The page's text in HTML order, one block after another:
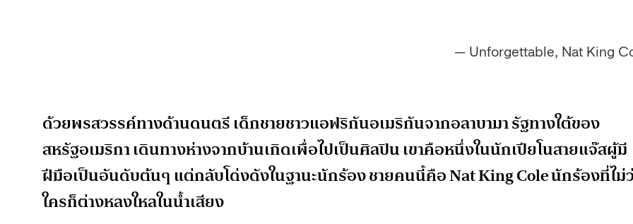
— Unforgettable, Nat King
ด้วยพรสวรรค์ทางด้านดนตรี เด็กชายชาวแอฟริกันอเมริกันจากอลาบามา รัฐทางใต้ของ
สหรัฐอเมริกา เดินทางห่างจากบ้านเกิดเพื่อไปเป็นศิลปิน เขาคือหนึ่งในนักเปียโนสายแจ๊สผู้มี
ฝีมือเป็นอันดับต้นๆ แต่กลับโด่งดังในฐานะนักร้อง ชายคนนี้คือ Nat King Cole นักร้องที่ไม่
ใครก็ต่างหลงใหลในน้ำเสียง